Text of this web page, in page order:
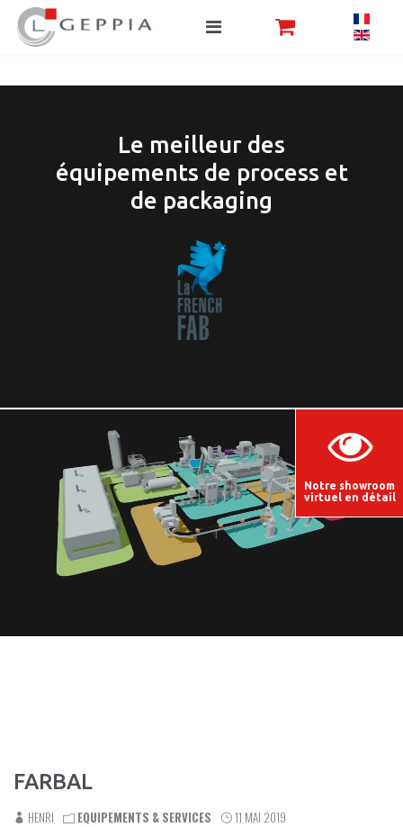
Le meilleur des
équipements de process et
de packaging
Notre showroom
virtuel en détail
FARBAL
HENRI EQUIPEMENTS & SERVICES
11 MAI 2019